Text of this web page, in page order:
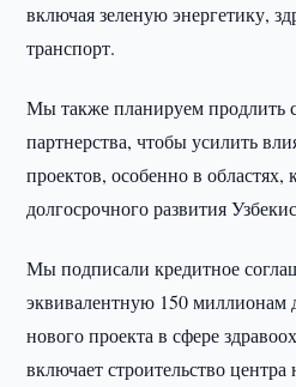
включая зеленую энергетику,
транспорт.
Мы также планируем продлить
партнерства, чтобы усилить
проектов, особенно в
долгосрочного развития
Мы подписали кредитное
эквивалентную 150
нового проекта в сфере
включает строительство